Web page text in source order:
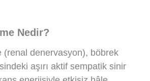
Nedir?
(renal denervasyon), böbrek
aşırı aktif sempatik sinir